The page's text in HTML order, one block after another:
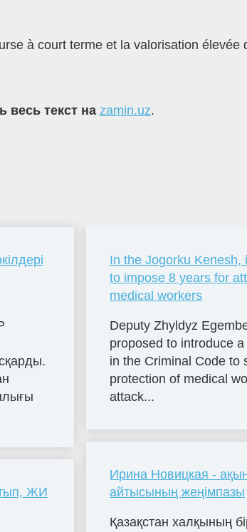
à court terme et la valorisation
весь текст на zamin.uz.
ЖИ
In the Jogorku Kenesh,
to impose 8 years for
medical workers
Deputy Zhyldyz
proposed to introduce
in the Criminal Code to
protection of medical
attack...
Ирина Новицкая -
айтысының жеңімпазы
Қазақстан халқының